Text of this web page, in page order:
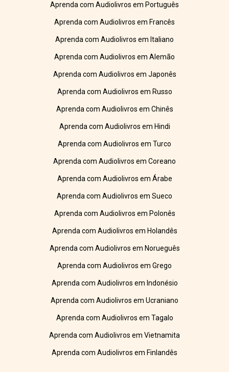
Aprenda com Audiolivros em Português
Aprenda com Audiolivros em Francês
Aprenda com Audiolivros em Italiano
Aprenda com Audiolivros em Alemão
Aprenda com Audiolivros em Japonês
Aprenda com Audiolivros em Russo
Aprenda com Audiolivros em Chinês
Aprenda com Audiolivros em Hindi
Aprenda com Audiolivros em Turco
Aprenda com Audiolivros em Coreano
Aprenda com Audiolivros em Árabe
Aprenda com Audiolivros em Sueco
Aprenda com Audiolivros em Polonês
Aprenda com Audiolivros em Holandês
Aprenda com Audiolivros em Norueguês
Aprenda com Audiolivros em Grego
Aprenda com Audiolivros em Indonésio
Aprenda com Audiolivros em Ucraniano
Aprenda com Audiolivros em Tagalo
Aprenda com Audiolivros em Vietnamita
Aprenda com Audiolivros em Finlandês